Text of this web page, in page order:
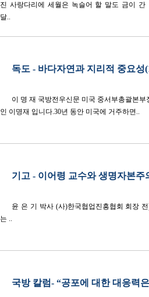
진 사랑다리에 세월은 녹슬어 할 말도 금이
달..
독도 - 바다자연과 지리적 중요성
이 명 재 국방전우신문 미국 중서부총괄본
인 이명재 입니다.30년 동안 미국에 거주하면..
기고 - 이어령 교수와 생명자본주
윤 은 기 박사 (사)한국협업진흥협회 회장
는 ..
국방 칼럼- “공포에 대한 대응력